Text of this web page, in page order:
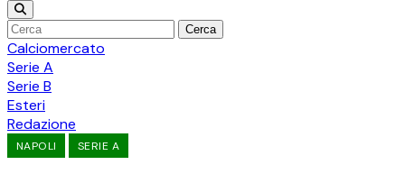
Cerca
Calciomercato
Serie A
Serie B
Esteri
Redazione
NAPOLI SERIE A